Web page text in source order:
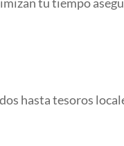
tu tiempo
hasta tesoros